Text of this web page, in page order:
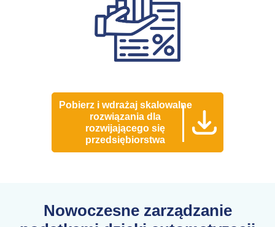
Pobierz i wdrażaj skalowalne
rozwiązania dla
rozwijającego się
przedsiębiorstwa
Nowoczesne zarządzanie